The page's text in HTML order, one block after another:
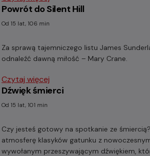
Powrót do Silent Hill
Od 15 lat, 106 min
Za sprawą tajemniczego listu James
odnaleźć dawną miłość – Mary Crane.
Czytaj więcej
Dźwięk śmierci
Od 15 lat, 101 min
Czy jesteś gotowy na spotkanie ze
atmosferę klasyków gatunku z
wywołanym przeszywającym dźwiękiem,